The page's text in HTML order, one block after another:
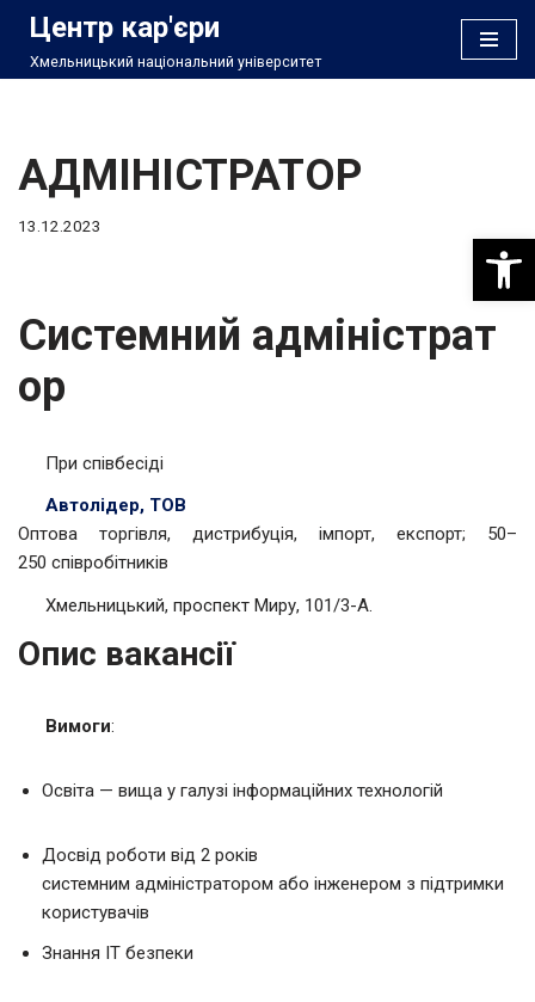
Перейти
Центр кар'єри
Хмельницький національний університет
АДМІНІСТРАТОР
13.12.2023
Системний адміністрат
ор
При співбесіді
Автолідер, ТОВ
Оптова торгівля, дистрибуція, імпорт, експорт; 50–
250 співробітників
Хмельницький, проспект Миру, 101/3-А.
Опис вакансії
Вимоги:
Освіта — вища у галузі інформаційних технологій
Досвід роботи від 2 років
системним адміністратором або інженером з підтримки
користувачів
Знання ІТ безпеки